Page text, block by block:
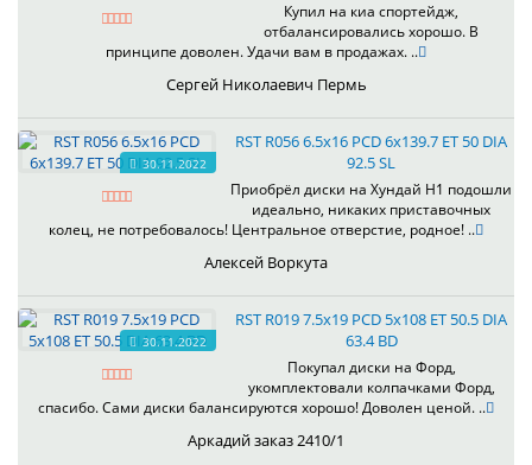
Купил на киа спортейдж,
отбалансировались хорошо. В
принципе доволен. Удачи вам в продажах. ..
Сергей Николаевич Пермь
30.11.2022
RST R056 6.5x16 PCD 6x139.7 ET 50 DIA
92.5 SL
Приобрёл диски на Хундай H1 подошли
идеально, никаких приставочных
колец, не потребовалось! Центральное отверстие, родное! ..
Алексей Воркута
30.11.2022
RST R019 7.5x19 PCD 5x108 ET 50.5 DIA
63.4 BD
Покупал диски на Форд,
укомплектовали колпачками Форд,
спасибо. Сами диски балансируются хорошо! Доволен ценой. ..
Аркадий заказ 2410/1